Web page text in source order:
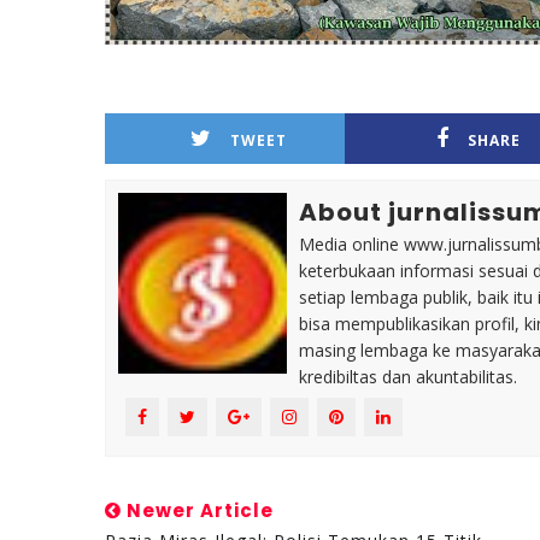
TWEET SHARE
About
Media online
keterbukaan informasi sesuai
setiap lembaga publik, baik
bisa mempublikasikan profil,
masing lembaga ke
kredibiltas dan akuntabilitas.
Newer Article